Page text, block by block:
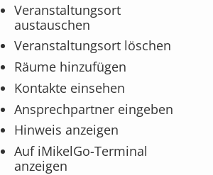
Veranstaltungsort
austauschen
Veranstaltungsort löschen
Räume hinzufügen
Kontakte einsehen
Ansprechpartner eingeben
Hinweis anzeigen
Auf iMikelGo-Terminal
anzeigen